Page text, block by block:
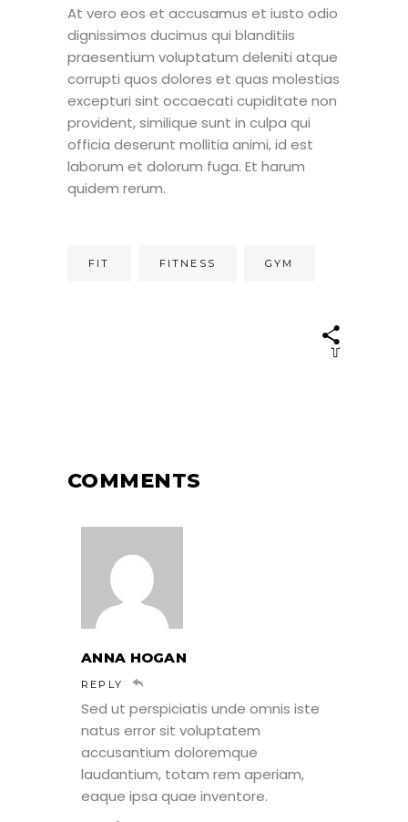
At vero eos et accusamus et iusto odio
dignissimos ducimus qui blanditiis
praesentium voluptatum deleniti atque
corrupti quos dolores et quas molestias
excepturi sint occaecati cupiditate non
provident, similique sunt in culpa qui
officia deserunt mollitia animi, id est
laborum et dolorum fuga. Et harum
quidem rerum.
FIT FITNESS GYM
COMMENTS
ANNA HOGAN
REPLY
Sed ut perspiciatis unde omnis iste
natus error sit voluptatem
accusantium doloremque
laudantium, totam rem aperiam,
eaque ipsa quae inventore.